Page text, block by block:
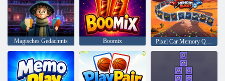
Magisches Gedächtnis Boomix Pixel Car Memory Quest